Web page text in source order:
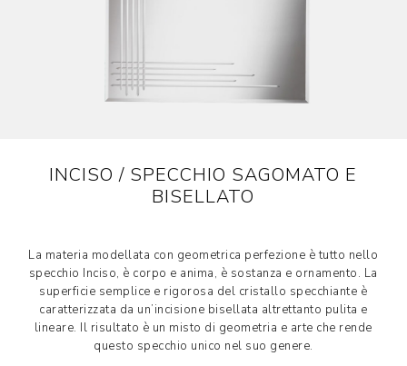
INCISO / SPECCHIO SAGOMATO E
BISELLATO
La materia modellata con geometrica perfezione è tutto nello
specchio Inciso, è corpo e anima, è sostanza e ornamento. La
superficie semplice e rigorosa del cristallo specchiante è
caratterizzata da un’incisione bisellata altrettanto pulita e
lineare. Il risultato è un misto di geometria e arte che rende
questo specchio unico nel suo genere.